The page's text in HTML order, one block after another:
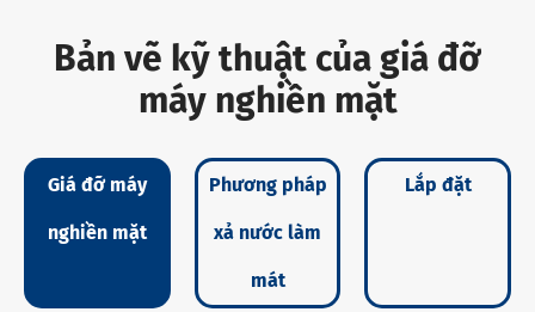
Bản vẽ kỹ thuật của giá đỡ
máy nghiền mặt
Giá đỡ máy
nghiền mặt
Phương pháp
xả nước làm
mát
Lắp đặt